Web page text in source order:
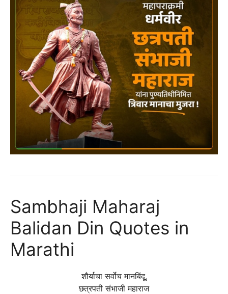
Sambhaji Maharaj
Balidan Din Quotes in
Marathi
शौर्याचा सर्वोच मानबिंदू,
छत्रपती संभाजी महाराज